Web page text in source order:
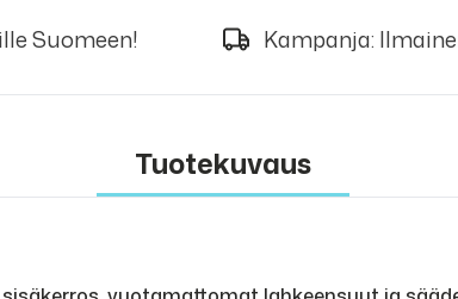
Suomeen! Kampanja:
Tuotekuvaus